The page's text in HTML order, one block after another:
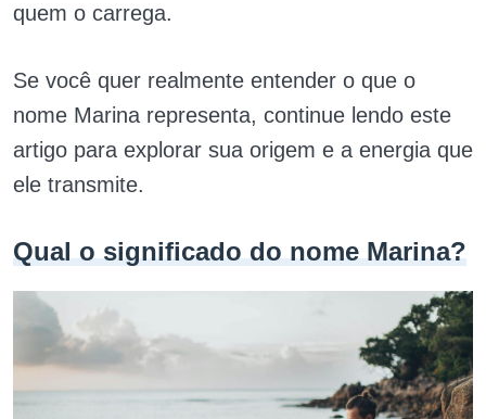
quem o carrega.
Se você quer realmente entender o que o
nome Marina representa, continue lendo este
artigo para explorar sua origem e a energia que
ele transmite.
Qual o significado do nome Marina?